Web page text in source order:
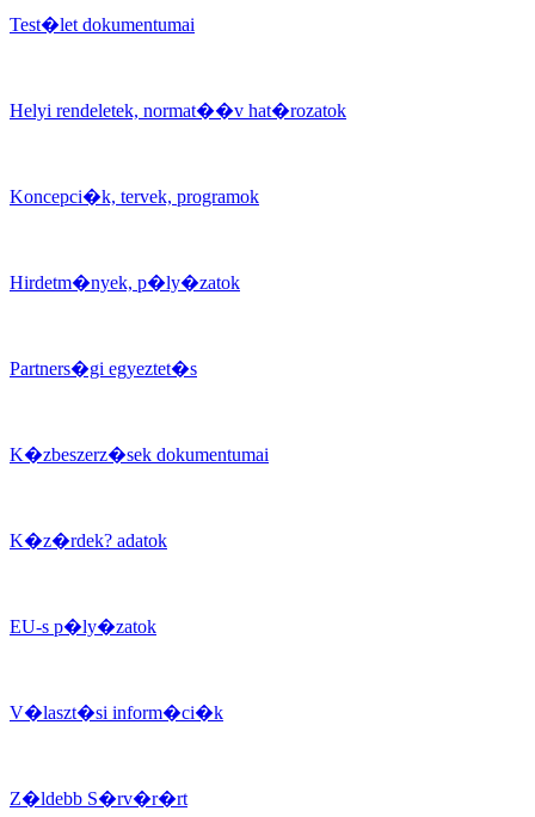
Test�let dokumentumai
Helyi rendeletek, normat��v hat�rozatok
Koncepci�k, tervek, programok
Hirdetm�nyek, p�ly�zatok
Partners�gi egyeztet�s
K�zbeszerz�sek dokumentumai
K�z�rdek? adatok
EU-s p�ly�zatok
V�laszt�si inform�ci�k
Z�ldebb S�rv�r�rt